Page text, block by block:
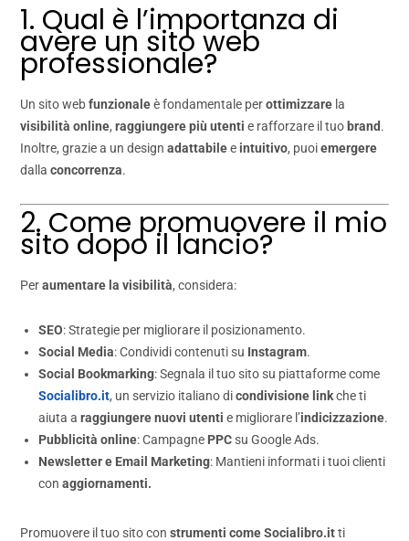
1. Qual è l’importanza di
avere un sito web
professionale?
Un sito webfunzionaleè fondamentale perottimizzare la
visibilità online,raggiungere più utenti e rafforzare il tuo brand .
Inoltre, grazie a un designadattabilee intuitivo, puoiemergere
dallaconcorrenza.
2. Come promuovere il mio
sito dopo il lancio?
Peraumentare la visibilità, considera:
SEO: Strategie per migliorare il posizionamento.
Social Media: Condividi contenuti su Instagram.
Social Bookmarking: Segnala il tuo sito su piattaforme come
Socialibro.it, un servizio italiano dicondivisione linkche ti
aiuta araggiungere nuovi utenti e migliorare l’indicizzazione.
Pubblicità online: Campagne PPC su Google Ads.
Newsletter e Email Marketing: Mantieni informati i tuoi clienti
conaggiornamenti.
Promuovere il tuo sito construmenti come Socialibro.itti